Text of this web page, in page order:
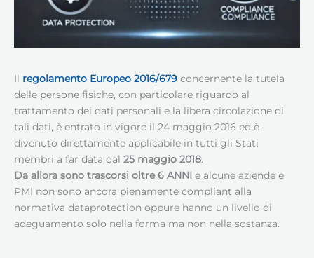
Il regolamento Europeo 2016/679 concernente la tutela
delle persone fisiche, con particolare riguardo al
trattamento dei dati personali e la libera circolazione di
tali dati, è entrato in vigore il 24 maggio 2016 ed è
divenuto direttamente applicabile in tutti gli Stati
membri a far data dal 25 maggio 2018.
Da allora sono trascorsi oltre 6 ANNI e alcune aziende e
PMI non sono ancora pienamente compliant alla
normativa dataprotection oppure hanno un livello di
adeguamento solo nella forma ma non nella sostanza.